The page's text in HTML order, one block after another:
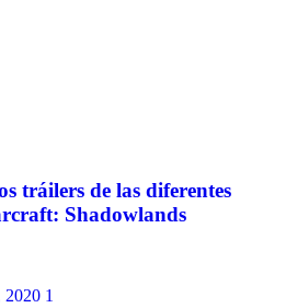
tráilers de las diferentes
Shadowlands
2020 1